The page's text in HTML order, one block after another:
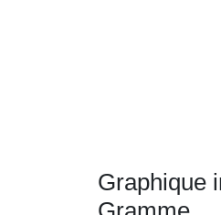
Graphique